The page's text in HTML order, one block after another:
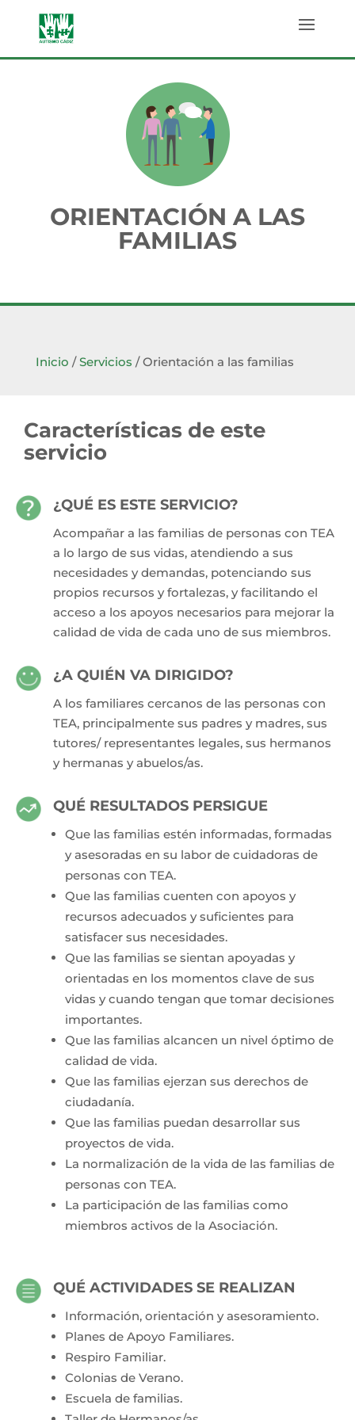
ORIENTACIÓN A LAS
FAMILIAS
Inicio /Servicios /Orientación a las familias
Características de este
servicio
¿QUÉ ES ESTE SERVICIO?
Acompañar a las familias de personas con TEA
a lo largo de sus vidas, atendiendo a sus
necesidades y demandas, potenciando sus
propios recursos y fortalezas, y facilitando el
acceso a los apoyos necesarios para mejorar la
calidad de vida de cada uno de sus miembros.
¿A QUIÉN VA DIRIGIDO?
A los familiares cercanos de las personas con
TEA, principalmente sus padres y madres, sus
tutores/ representantes legales, sus hermanos
y hermanas y abuelos/as.
QUÉ RESULTADOS PERSIGUE
Que las familias estén informadas, formadas
y asesoradas en su labor de cuidadoras de
personas con TEA.
Que las familias cuenten con apoyos y
recursos adecuados y suficientes para
satisfacer sus necesidades.
Que las familias se sientan apoyadas y
orientadas en los momentos clave de sus
vidas y cuando tengan que tomar decisiones
importantes.
Que las familias alcancen un nivel óptimo de
calidad de vida.
Que las familias ejerzan sus derechos de
ciudadanía.
Que las familias puedan desarrollar sus
proyectos de vida.
La normalización de la vida de las familias de
personas con TEA.
La participación de las familias como
miembros activos de la Asociación.
QUÉ ACTIVIDADES SE REALIZAN
Información, orientación y asesoramiento.
Planes de Apoyo Familiares.
Respiro Familiar.
Colonias de Verano.
Escuela de familias.